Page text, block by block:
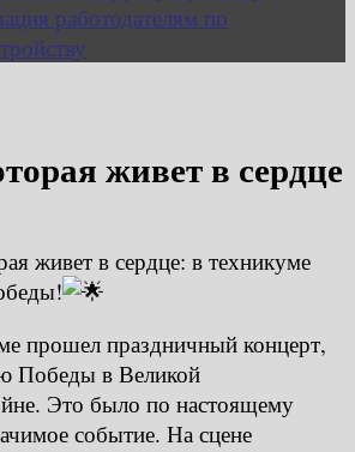
работодателям по
живет в сердце
живет в сердце: в техникуме
прошел праздничный концерт,
Победы в Великой
Это было по настоящему
событие. На сцене